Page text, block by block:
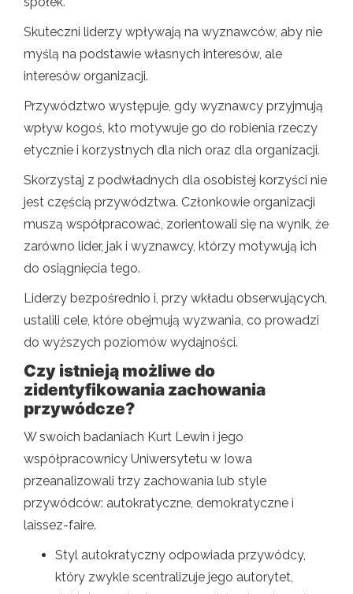
Skuteczni liderzy wpływają na wyznawców, aby nie
myślą na podstawie własnych interesów, ale
interesów organizacji.
Przywództwo występuje, gdy wyznawcy przyjmują
wpływ kogoś, kto motywuje go do robienia rzeczy
etycznie i korzystnych dla nich oraz dla organizacji.
Skorzystaj z podwładnych dla osobistej korzyści nie
jest częścią przywództwa. Członkowie organizacji
muszą współpracować, zorientowali się na wynik, że
zarówno lider, jak i wyznawcy, którzy motywują ich
do osiągnięcia tego.
Liderzy bezpośrednio i, przy wkładu obserwujących,
ustalili cele, które obejmują wyzwania, co prowadzi
do wyższych poziomów wydajności.
Czy istnieją możliwe do
zidentyfikowania zachowania
przywódcze?
W swoich badaniach Kurt Lewin i jego
współpracownicy Uniwersytetu w Iowa
przeanalizowali trzy zachowania lub style
przywódców: autokratyczne, demokratyczne i
laissez-faire.
Styl autokratyczny odpowiada przywódcy,
który zwykle scentralizuje jego autorytet,